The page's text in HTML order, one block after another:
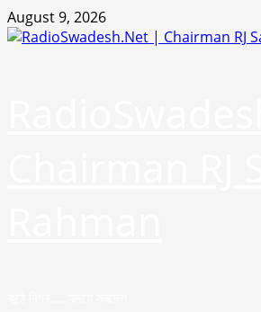
Skip
to
August 9, 2026